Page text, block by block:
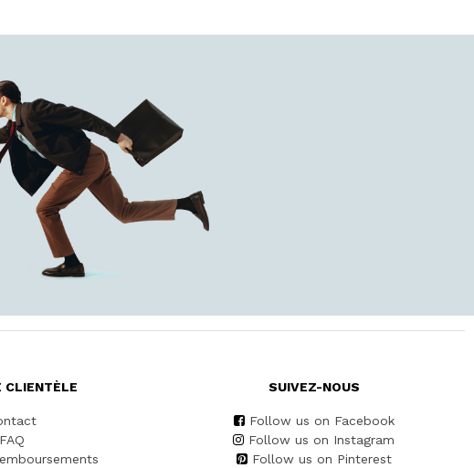
CLIENTÈLE
FAQ
SUIVEZ-NOUS
Follow us on Facebook
Follow us on Instagram
Follow us on Pinterest